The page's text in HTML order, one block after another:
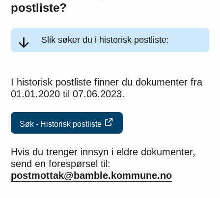
postliste?
Slik søker du i historisk postliste:
I historisk postliste finner du dokumenter fra
01.01.2020 til 07.06.2023.
Søk - Historisk postliste
Hvis du trenger innsyn i eldre dokumenter,
send en forespørsel til:
postmottak@bamble.kommune.no